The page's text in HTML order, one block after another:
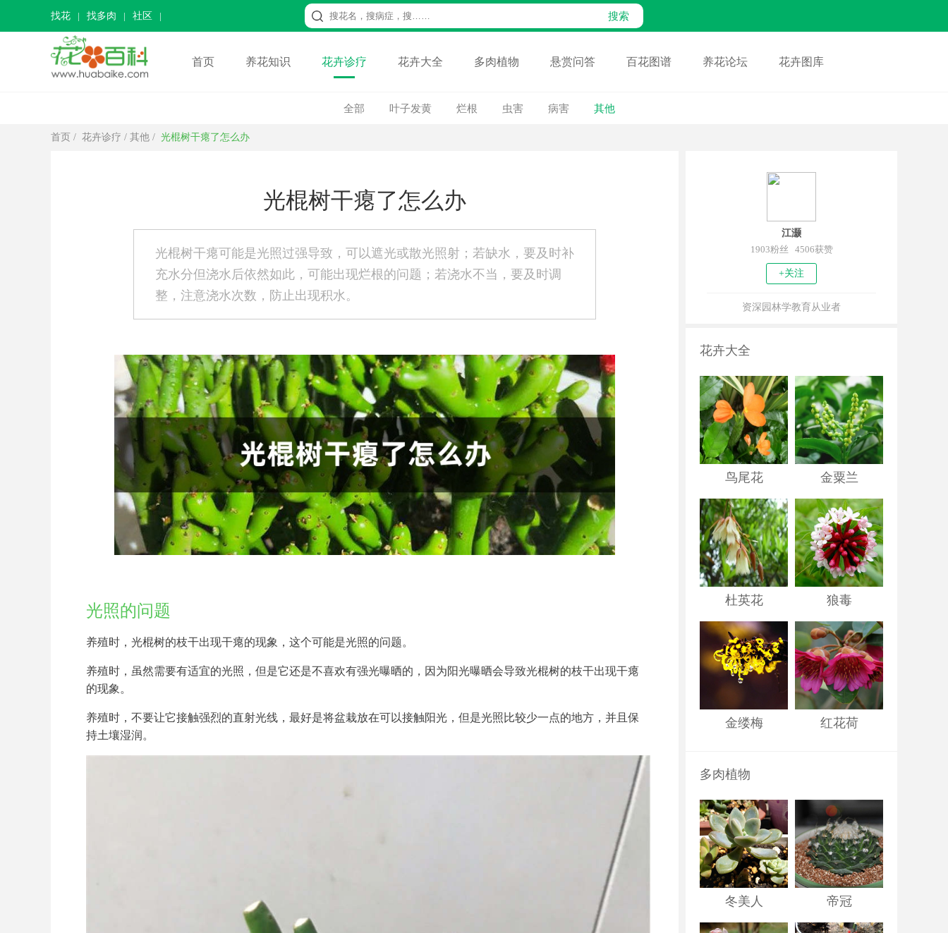
找花 找多肉 社区
首页 养花知识 花卉诊疗 花卉大全 多肉植物 悬赏问答 百花图谱 养花论坛 花卉图库
全部 叶子发黄 烂根 虫害 病害 其他
首页 / 花卉诊疗 / 其他 / 光棍树干瘪了怎么办
光棍树干瘪了怎么办
光棍树干瘪可能是光照过强导致，可以遮光或散光照射；若缺水，要及时补
充水分但浇水后依然如此，可能出现烂根的问题；若浇水不当，要及时调
整，注意浇水次数，防止出现积水。
光照的问题
养殖时，光棍树的枝干出现干瘪的现象，这个可能是光照的问题。
养殖时，虽然需要有适宜的光照，但是它还是不喜欢有强光曝晒的，因为阳光曝晒会导致光棍树的枝干出现干瘪
的现象。
养殖时，不要让它接触强烈的直射光线，最好是将盆栽放在可以接触阳光，但是光照比较少一点的地方，并且保
持土壤湿润。
江灏
1903粉丝 4506获赞
+关注
资深园林学教育从业者
花卉大全
鸟尾花 金粟兰
杜英花 狼毒
金缕梅 红花荷
多肉植物
冬美人 帝冠